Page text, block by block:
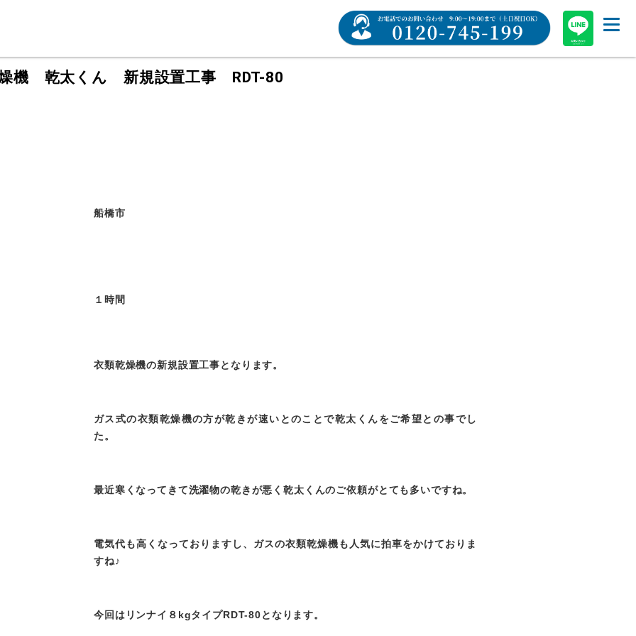
機 乾太くん 新規設置工事 RDT-80
船橋市
１時間
衣類乾燥機の新規設置工事となります。
ガス式の衣類乾燥機の方が乾きが速いとのことで乾太くんをご希望との事でし
た。
最近寒くなってきて洗濯物の乾きが悪く乾太くんのご依頼がとても多いですね。
電気代も高くなっておりますし、ガスの衣類乾燥機も人気に拍車をかけておりま
すね♪
今回はリンナイ８kgタイプRDT-80となります。